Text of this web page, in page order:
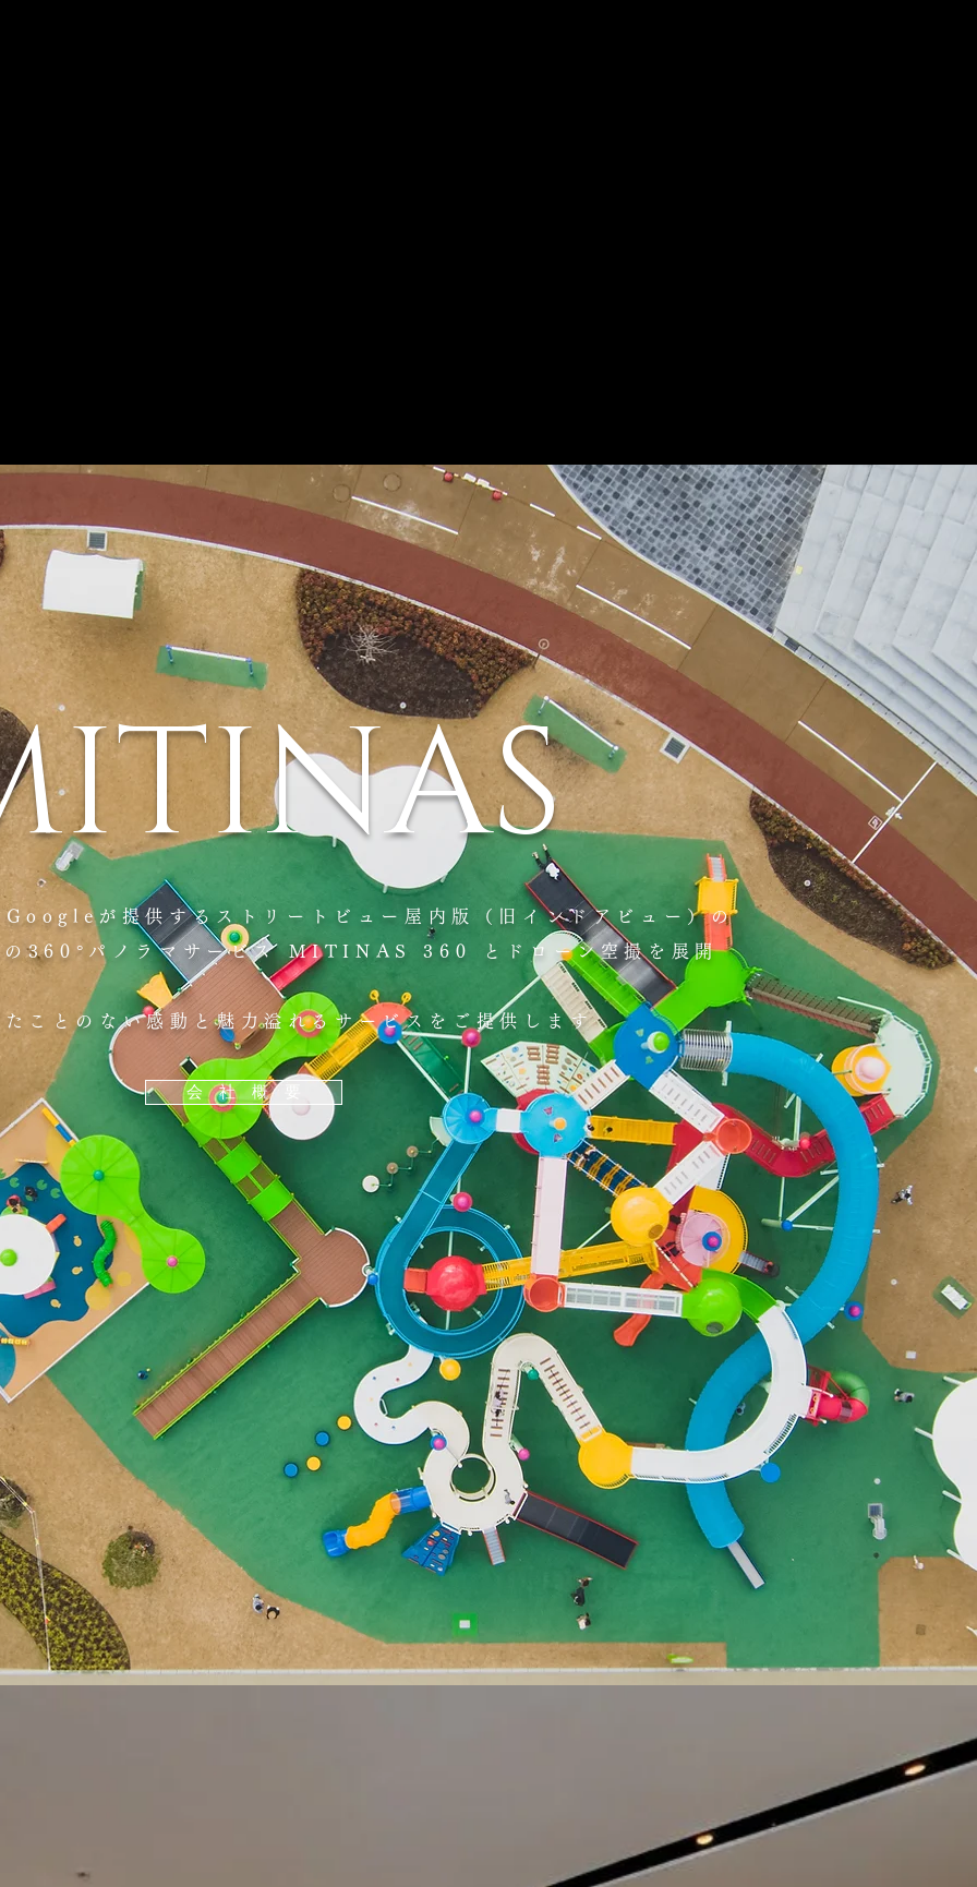
Googleが提供するストリートビュー屋内版（旧インドアビュー）の
の360°パノラマサービス MITINAS 360 とドローン空撮を展開
たことのない感動と魅力溢れるサービスをご提供します
会 社 概 要